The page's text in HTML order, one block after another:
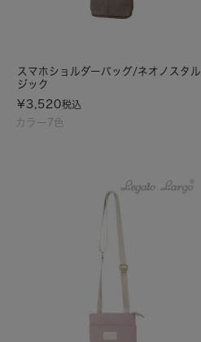
カラー7色
スマホショルダーバッグ/ネオノスタル
ジック
¥ 3,520税込